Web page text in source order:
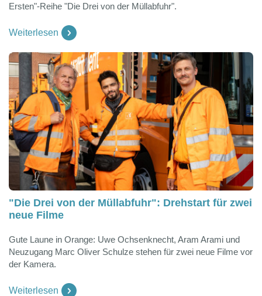
Ersten"-Reihe "Die Drei von der Müllabfuhr".
Weiterlesen
"Die Drei von der Müllabfuhr": Drehstart für zwei
neue Filme
Gute Laune in Orange: Uwe Ochsenknecht, Aram Arami und
Neuzugang Marc Oliver Schulze stehen für zwei neue Filme vor
der Kamera.
Weiterlesen